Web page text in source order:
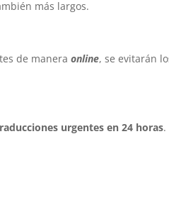
más largos.
de maneraonline, se evitarán
urgentes en 24 horas